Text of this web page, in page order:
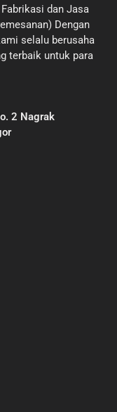
dan Jasa
Dengan
selalu berusaha
terbaik untuk para
2 Nagrak